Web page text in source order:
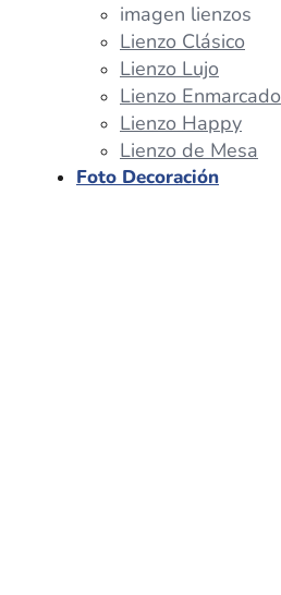
imagen lienzos
Lienzo Clásico
Lienzo Lujo
Lienzo Enmarcado
Lienzo Happy
Lienzo de Mesa
Foto Decoración